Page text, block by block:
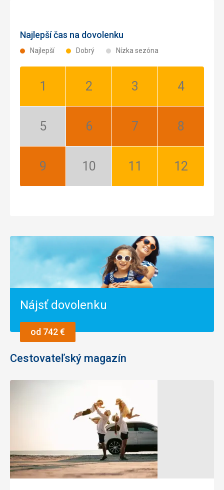
Najlepší čas na dovolenku
Najlepší Dobrý Nízka sezóna
Január:
Február:
Marec:
Apríl:
Máj:
Jún:
Júl:
August:
September:
Október:
November:
December:
Nájsť dovolenku
od 742 €
Cestovateľský magazín